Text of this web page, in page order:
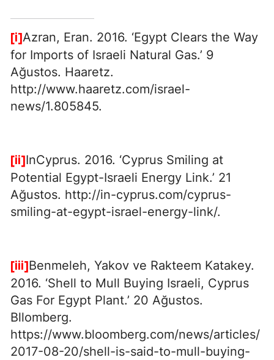
[i] Azran, Eran. 2016. ‘Egypt Clears the Way
for Imports of Israeli Natural Gas.’ 9
Ağustos. Haaretz.
http://www.haaretz.com/israel-
news/1.805845.
[ii] InCyprus. 2016. ‘Cyprus Smiling at
Potential Egypt-Israeli Energy Link.’ 21
Ağustos. http://in-cyprus.com/cyprus-
smiling-at-egypt-israel-energy-link/.
[iii] Benmeleh, Yakov ve Rakteem Katakey.
2016. ‘Shell to Mull Buying Israeli, Cyprus
Gas For Egypt Plant.’ 20 Ağustos.
Bllomberg.
https://www.bloomberg.com/news/articles/
2017-08-20/shell-is-said-to-mull-buying-